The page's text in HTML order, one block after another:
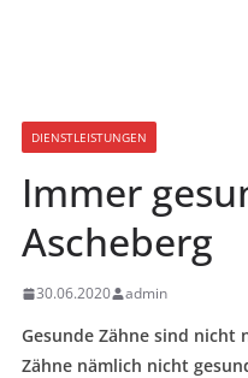
DIENSTLEISTUNGEN
Immer
Ascheberg
30.06.2020 admin
Gesunde Zähne sind nicht
Zähne nämlich nicht